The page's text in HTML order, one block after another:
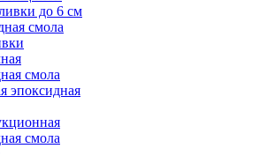
до 6 см
смола
смола
эпоксидная
смола